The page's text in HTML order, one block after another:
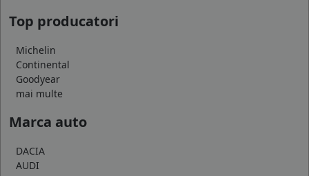
Top producatori
Michelin
Continental
Goodyear
mai multe
Marca auto
DACIA
AUDI